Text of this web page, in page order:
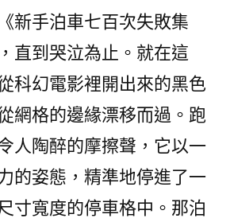
新手泊車七百次失敗集
直到哭泣為止。就在這
科幻電影裡開出來的黑色
網格的邊緣漂移而過。跑
人陶醉的摩擦聲，它以一
的姿態，精準地停進了一
寸寬度的停車格中。那泊